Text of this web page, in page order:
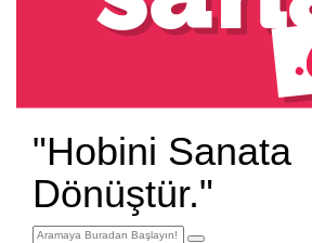
"Hobini Sanata
Dönüştür."